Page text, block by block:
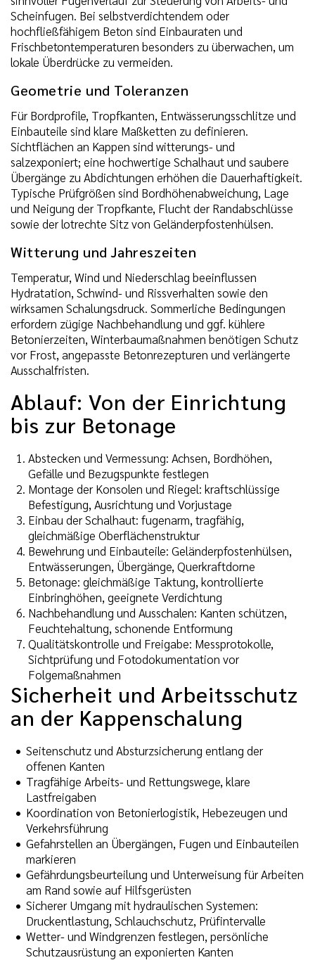
Scheinfugen. Bei selbstverdichtendem oder
hochfließfähigem Beton sind Einbauraten und
Frischbetontemperaturen besonders zu überwachen, um
lokale Überdrücke zu vermeiden.
Geometrie und Toleranzen
Für Bordprofile, Tropfkanten, Entwässerungsschlitze und
Einbauteile sind klare Maßketten zu definieren.
Sichtflächen an Kappen sind witterungs- und
salzexponiert; eine hochwertige Schalhaut und saubere
Übergänge zu Abdichtungen erhöhen die Dauerhaftigkeit.
Typische Prüfgrößen sind Bordhöhenabweichung, Lage
und Neigung der Tropfkante, Flucht der Randabschlüsse
sowie der lotrechte Sitz von Geländerpfostenhülsen.
Witterung und Jahreszeiten
Temperatur, Wind und Niederschlag beeinflussen
Hydratation, Schwind- und Rissverhalten sowie den
wirksamen Schalungsdruck. Sommerliche Bedingungen
erfordern zügige Nachbehandlung und ggf. kühlere
Betonierzeiten, Winterbaumaßnahmen benötigen Schutz
vor Frost, angepasste Betonrezepturen und verlängerte
Ausschalfristen.
Ablauf: Von der Einrichtung
bis zur Betonage
Abstecken und Vermessung: Achsen, Bordhöhen,
Gefälle und Bezugspunkte festlegen
Montage der Konsolen und Riegel: kraftschlüssige
Befestigung, Ausrichtung und Vorjustage
Einbau der Schalhaut: fugenarm, tragfähig,
gleichmäßige Oberflächenstruktur
Bewehrung und Einbauteile: Geländerpfostenhülsen,
Entwässerungen, Übergänge, Querkraftdorne
Betonage: gleichmäßige Taktung, kontrollierte
Einbringhöhen, geeignete Verdichtung
Nachbehandlung und Ausschalen: Kanten schützen,
Feuchtehaltung, schonende Entformung
Qualitätskontrolle und Freigabe: Messprotokolle,
Sichtprüfung und Fotodokumentation vor
Folgemaßnahmen
Sicherheit und Arbeitsschutz
an der Kappenschalung
Seitenschutz und Absturzsicherung entlang der
offenen Kanten
Tragfähige Arbeits- und Rettungswege, klare
Lastfreigaben
Koordination von Betonierlogistik, Hebezeugen und
Verkehrsführung
Gefahrstellen an Übergängen, Fugen und Einbauteilen
markieren
Gefährdungsbeurteilung und Unterweisung für Arbeiten
am Rand sowie auf Hilfsgerüsten
Sicherer Umgang mit hydraulischen Systemen:
Druckentlastung, Schlauchschutz, Prüfintervalle
Wetter- und Windgrenzen festlegen, persönliche
Schutzausrüstung an exponierten Kanten